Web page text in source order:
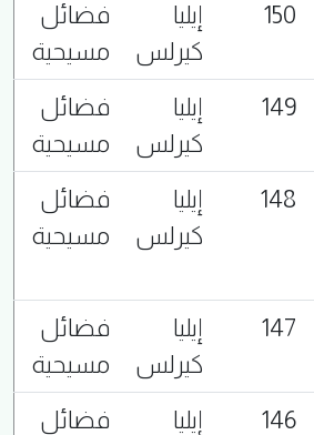
150
إيليا
كيرلس
فضائل
مسيحية
149
إيليا
كيرلس
فضائل
مسيحية
148
إيليا
كيرلس
فضائل
مسيحية
147
إيليا
كيرلس
فضائل
مسيحية
146
إيليا
فضائل